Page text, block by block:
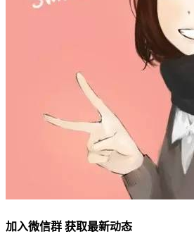
加入微信群 获取最新动态